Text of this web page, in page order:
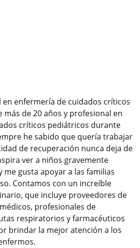
enfermería de cuidados críticos
de 20 años y profesional en
críticos pediátricos durante
he sabido que quería trabajar
de recuperación nunca deja de
ver a niños gravemente
gusta apoyar a las familias
Contamos con un increíble
que incluye proveedores de
profesionales de
respiratorios y farmacéuticos
brindar la mejor atención a los